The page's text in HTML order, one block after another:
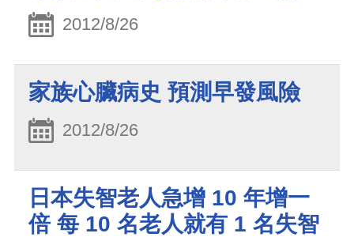
2012/8/26
家族心臟病史 預測早發風險
2012/8/26
日本失智老人急增 10 年增一
倍 每 10 名老人就有 1 名失智